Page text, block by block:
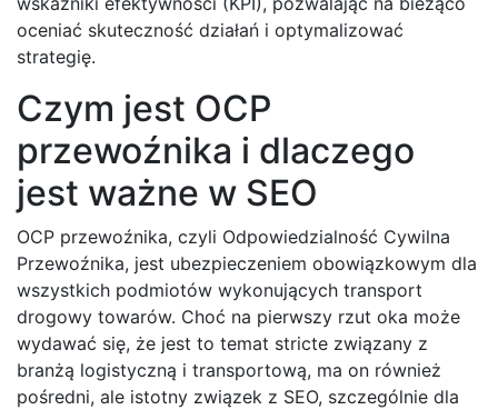
oceniać skuteczność działań i optymalizować
strategię.
Czym jest OCP
przewoźnika i dlaczego
jest ważne w SEO
OCP przewoźnika, czyli Odpowiedzialność Cywilna
Przewoźnika, jest ubezpieczeniem obowiązkowym dla
wszystkich podmiotów wykonujących transport
drogowy towarów. Choć na pierwszy rzut oka może
wydawać się, że jest to temat stricte związany z
branżą logistyczną i transportową, ma on również
pośredni, ale istotny związek z SEO, szczególnie dla